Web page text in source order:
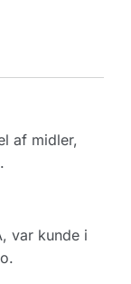
af midler,
var kunde i